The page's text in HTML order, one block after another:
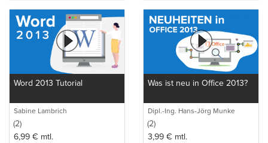
Word 2013 Tutorial
Sabine Lambrich
(2)
6,99 € mtl.
Was ist neu in Office 2013?
Dipl.-Ing. Hans-Jörg Munke
(2)
3,99 € mtl.